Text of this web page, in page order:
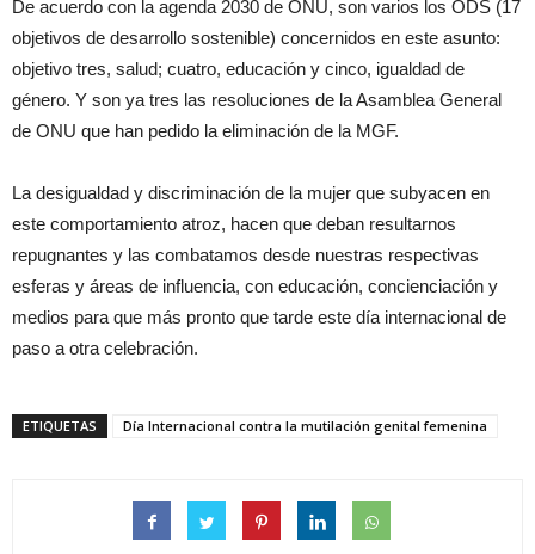
De acuerdo con la agenda 2030 de ONU, son varios los ODS (17
objetivos de desarrollo sostenible) concernidos en este asunto:
objetivo tres, salud; cuatro, educación y cinco, igualdad de
género. Y son ya tres las resoluciones de la Asamblea General
de ONU que han pedido la eliminación de la MGF.
La desigualdad y discriminación de la mujer que subyacen en
este comportamiento atroz, hacen que deban resultarnos
repugnantes y las combatamos desde nuestras respectivas
esferas y áreas de influencia, con educación, concienciación y
medios para que más pronto que tarde este día internacional de
paso a otra celebración.
ETIQUETAS Día Internacional contra la mutilación genital femenina